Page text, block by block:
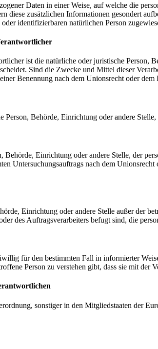
Daten in einer Weise, auf welche die
diese zusätzlichen Informationen gesondert
identifizierbaren natürlichen Person
ist die natürliche oder juristische Person,
Sind die Zwecke und Mittel dieser
Benennung nach dem Unionsrecht oder
Person, Behörde, Einrichtung oder andere
Behörde, Einrichtung oder andere Stelle, der
Untersuchungsauftrags nach dem
Einrichtung oder andere Stelle außer der
des Auftragsverarbeiters befugt sind, die
für den bestimmten Fall in informierter
Person zu verstehen gibt, dass sie mit der
sonstiger in den Mitgliedstaaten der